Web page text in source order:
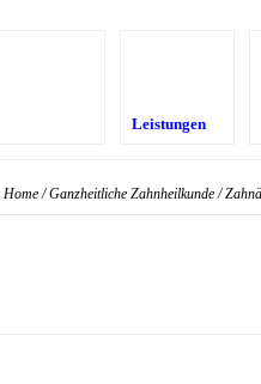
Leistungen
Home/Ganzheitliche Zahnheilkunde/